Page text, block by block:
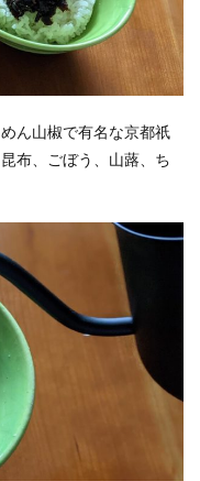
ん山椒で有名な京都祇
布、ごぼう、山蕗、ち